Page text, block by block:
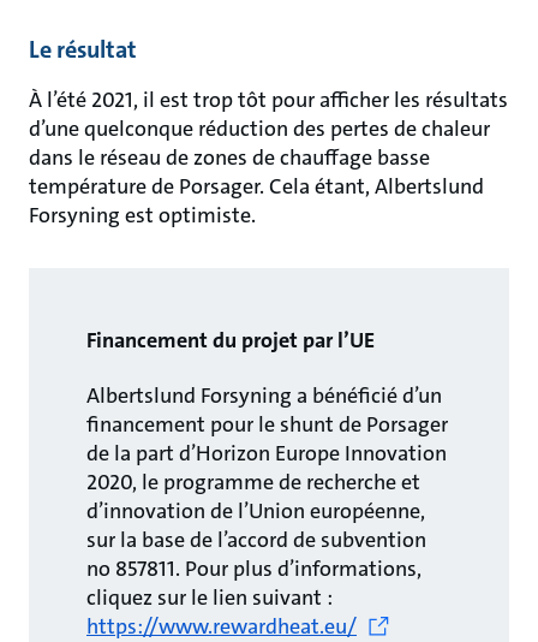
Le résultat
À l’été 2021, il est trop tôt pour afficher les résultats
d’une quelconque réduction des pertes de chaleur
dans le réseau de zones de chauffage basse
température de Porsager. Cela étant, Albertslund
Forsyning est optimiste.
Financement du projet par l’UE
Albertslund Forsyning a bénéficié d’un
financement pour le shunt de Porsager
de la part d’Horizon Europe Innovation
2020, le programme de recherche et
d’innovation de l’Union européenne,
sur la base de l’accord de subvention
no 857811. Pour plus d’informations,
cliquez sur le lien suivant :
https://www.rewardheat.eu/